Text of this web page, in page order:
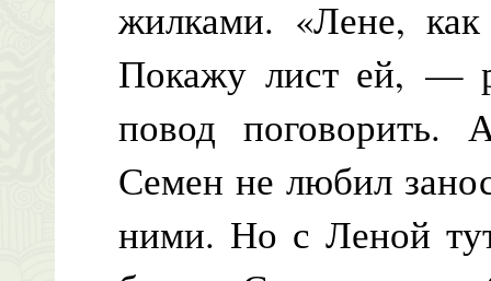
жилками. «Лене, как
Покажу лист ей, —
повод поговорить.
Семен не любил
ними. Но с Леной